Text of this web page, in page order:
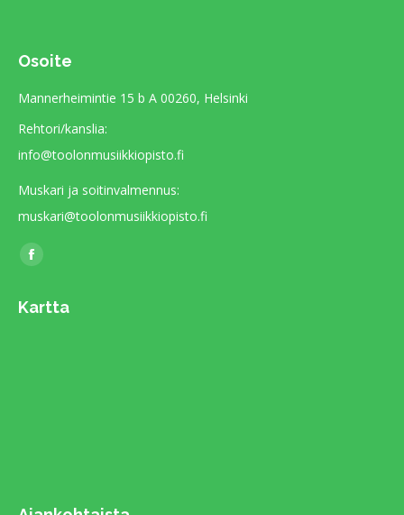
Osoite
Mannerheimintie 15 b A 00260, Helsinki
Rehtori/kanslia:
info@toolonmusiikkiopisto.fi
Muskari ja soitinvalmennus:
muskari@toolonmusiikkiopisto.fi
Find us on:
Facebook
opens
Kartta